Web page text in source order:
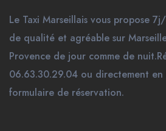
Le Taxi Marseillais vous propose
de qualité et agréable sur
Provence de jour comme de
06.63.30.29.04 ou directement
formulaire de réservation.